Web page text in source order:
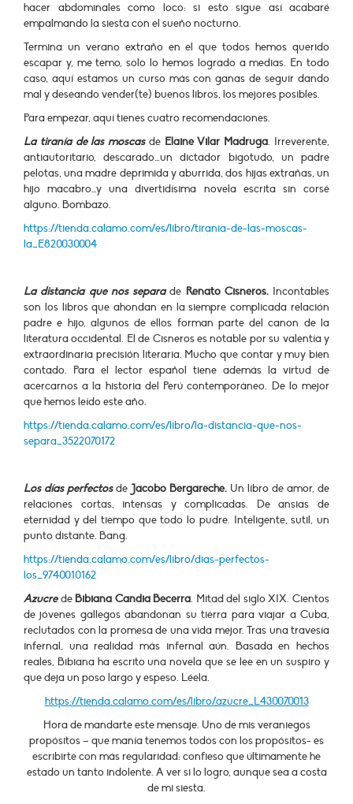
hacer abdominales como loco: si esto sigue así acabaré
empalmando la siesta con el sueño nocturno.
Termina un verano extraño en el que todos hemos querido
escapar y, me temo, solo lo hemos logrado a medias. En todo
caso, aquí estamos un curso más con ganas de seguir dando
mal y deseando vender(te) buenos libros, los mejores posibles.
Para empezar, aquí tienes cuatro recomendaciones.
La tiranía de las moscas de Elaine Vilar Madruga. Irreverente,
antiautoritario, descarado…un dictador bigotudo, un padre
pelotas, una madre deprimida y aburrida, dos hijas extrañas, un
hijo macabro…y una divertidísima novela escrita sin corsé
alguno. Bombazo.
https://tienda.calamo.com/es/libro/tirania-de-las-moscas-
la_E820030004
La distancia que nos separade Renato Cisneros. Incontables
son los libros que ahondan en la siempre complicada relación
padre e hijo, algunos de ellos forman parte del canon de la
literatura occidental. El de Cisneros es notable por su valentía y
extraordinaria precisión literaria. Mucho que contar y muy bien
contado. Para el lector español tiene además la virtud de
acercarnos a la historia del Perú contemporáneo. De lo mejor
que hemos leído este año.
https://tienda.calamo.com/es/libro/la-distancia-que-nos-
separa_3522070172
Los días perfectosde Jacobo Bergareche. Un libro de amor, de
relaciones cortas, intensas y complicadas. De ansias de
eternidad y del tiempo que todo lo pudre. Inteligente, sutil, un
punto distante. Bang.
https://tienda.calamo.com/es/libro/dias-perfectos-
los_9740010162
Azucrede Bibiana Candia Becerra. Mitad del siglo XIX. Cientos
de jóvenes gallegos abandonan su tierra para viajar a Cuba,
reclutados con la promesa de una vida mejor. Tras una travesía
infernal, una realidad más infernal aún. Basada en hechos
reales, Bibiana ha escrito una novela que se lee en un suspiro y
que deja un poso largo y espeso. Léela.
https://tienda.calamo.com/es/libro/azucre_L430070013
Hora de mandarte este mensaje. Uno de mis veraniegos
propósitos – que manía tenemos todos con los propósitos- es
escribirte con más regularidad: confieso que últimamente he
estado un tanto indolente. A ver si lo logro, aunque sea a costa
de mi siesta.